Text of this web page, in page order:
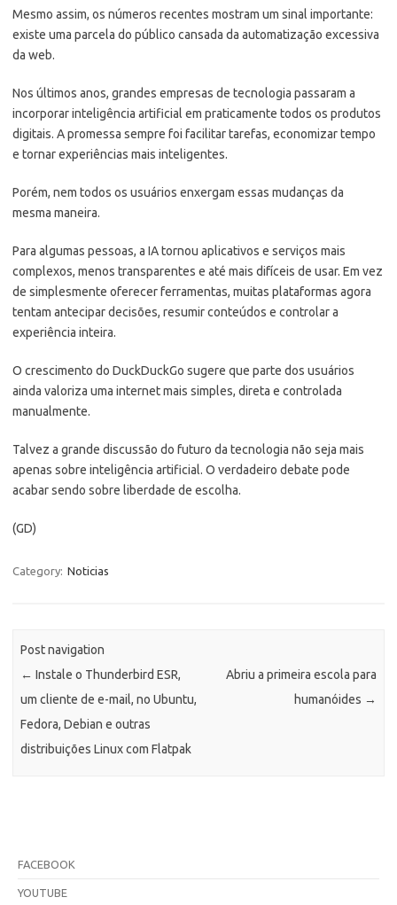
Mesmo assim, os números recentes mostram um sinal importante:
existe uma parcela do público cansada da automatização excessiva
da web.
Nos últimos anos, grandes empresas de tecnologia passaram a
incorporar inteligência artificial em praticamente todos os produtos
digitais. A promessa sempre foi facilitar tarefas, economizar tempo
e tornar experiências mais inteligentes.
Porém, nem todos os usuários enxergam essas mudanças da
mesma maneira.
Para algumas pessoas, a IA tornou aplicativos e serviços mais
complexos, menos transparentes e até mais difíceis de usar. Em vez
de simplesmente oferecer ferramentas, muitas plataformas agora
tentam antecipar decisões, resumir conteúdos e controlar a
experiência inteira.
O crescimento do DuckDuckGo sugere que parte dos usuários
ainda valoriza uma internet mais simples, direta e controlada
manualmente.
Talvez a grande discussão do futuro da tecnologia não seja mais
apenas sobre inteligência artificial. O verdadeiro debate pode
acabar sendo sobre liberdade de escolha.
(GD)
Category: Noticias
Post navigation
← Instale o Thunderbird ESR,
um cliente de e-mail, no Ubuntu,
Fedora, Debian e outras
distribuições Linux com Flatpak
Abriu a primeira escola para
humanóides →
FACEBOOK
YOUTUBE